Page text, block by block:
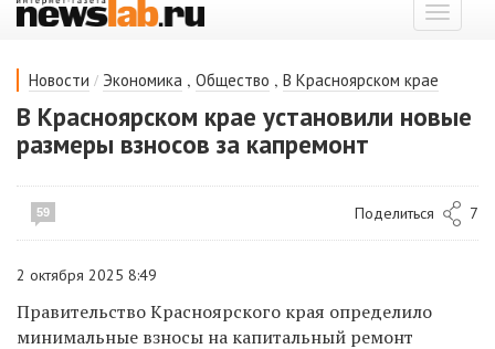
Показать
меню
Новости / Экономика , Общество , В Красноярском крае
В Красноярском крае установили новые
размеры взносов за капремонт
59 Поделиться 7
2 октября 2025 8:49
Правительство Красноярского края определило
минимальные взносы на капитальный ремонт